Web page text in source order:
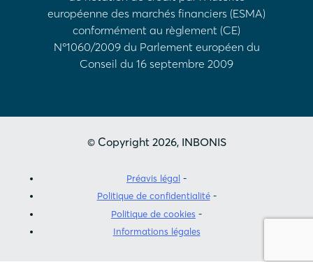
européenne des marchés financiers (ESMA)
conformément au règlement (CE)
Nº1060/2009 du Parlement européen du
Conseil du 16 septembre 2009
© Copyright 2026, INBONIS
Préavis légal
Politique de confidentialité
Politique de cookies
Informations légales